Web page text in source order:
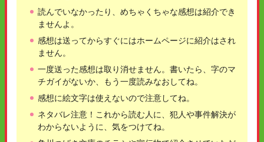
読んでいなかったり、めちゃくちゃな感想は紹介でき
ませんよ。
感想は送ってからすぐにはホームページに紹介はされ
ません。
一度送った感想は取り消せません。書いたら、字のマ
チガイがないか、もう一度読みなおしてね。
感想に絵文字は使えないので注意してね。
ネタバレ注意！これから読む人に、犯人や事件解決が
わからないように、気をつけてね。